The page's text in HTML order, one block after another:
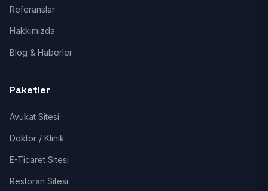
Referanslar
Hakkımızda
Blog & Haberler
Paketler
Avukat Sitesi
Doktor / Klinik
E-Ticaret Sitesi
Restoran Sitesi